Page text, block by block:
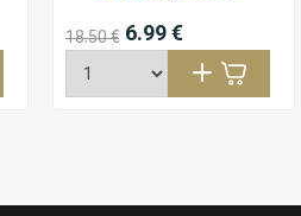
18.50 € 6.99 €